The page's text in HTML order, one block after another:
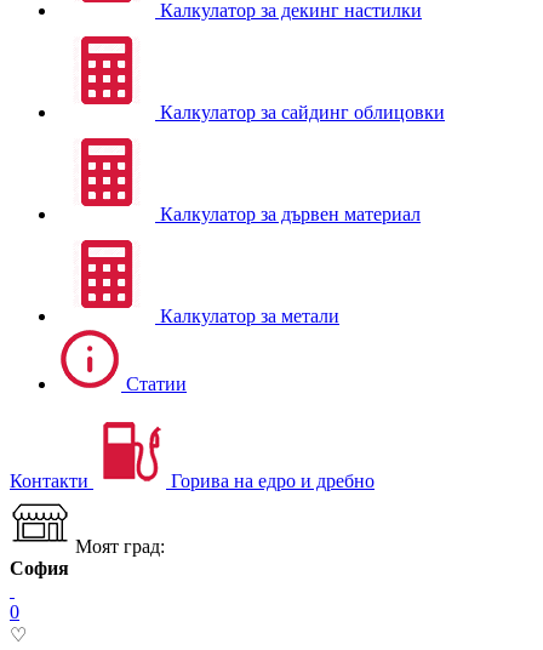
Калкулатор за декинг настилки
Калкулатор за сайдинг облицовки
Калкулатор за дървен материал
Калкулатор за метали
Статии
Контакти Горива на едро и дребно
Моят град:
София
0
♡